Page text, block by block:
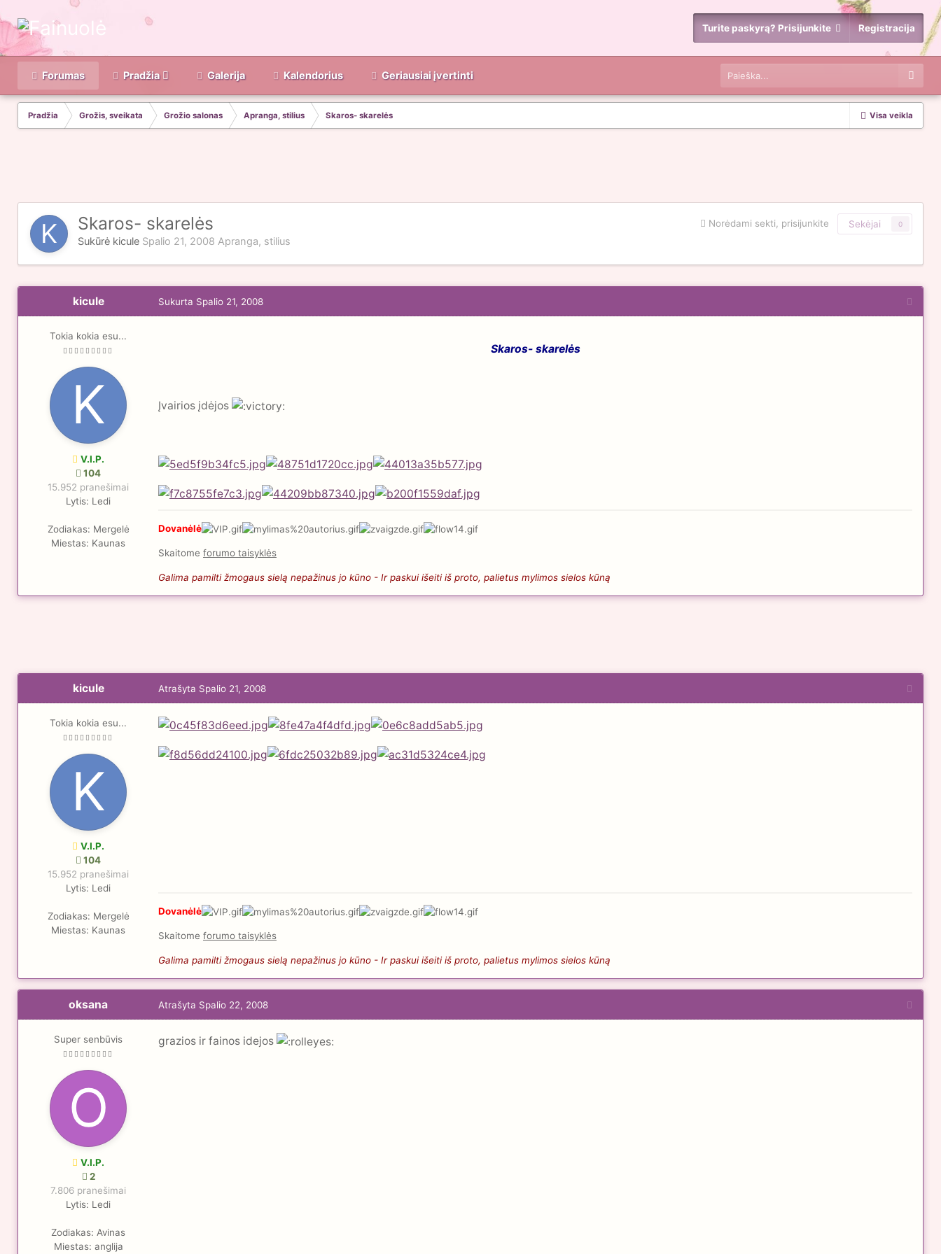
Turite paskyrą? Prisijunkite Registracija
Forumas Pradžia Galerija Kalendorius Geriausiai įvertinti
Visa veikla
Pradžia Grožis, sveikata Grožio salonas Apranga, stilius Skaros- skarelės
Norėdami sekti, prisijunkite Sekėjai 0
Skaros- skarelės
Sukūrė kicule Spalio 21, 2008 Apranga, stilius
kicule
Tokia kokia esu...
V.I.P.
104
15.952 pranešimai
Lytis: Ledi
Zodiakas: Mergelė
Miestas: Kaunas
Sukurta Spalio 21, 2008
Skaros- skarelės
Įvairios įdėjos
Dovanėlė
Skaitome forumo taisyklės
Galima pamilti žmogaus sielą nepažinus jo kūno - Ir paskui išeiti iš proto, palietus mylimos sielos kūną
kicule
Tokia kokia esu...
V.I.P.
104
15.952 pranešimai
Lytis: Ledi
Zodiakas: Mergelė
Miestas: Kaunas
Atrašyta Spalio 21, 2008
Dovanėlė
Skaitome forumo taisyklės
Galima pamilti žmogaus sielą nepažinus jo kūno - Ir paskui išeiti iš proto, palietus mylimos sielos kūną
oksana
Super senbūvis
V.I.P.
2
7.806 pranešimai
Lytis: Ledi
Zodiakas: Avinas
Miestas: anglija
Atrašyta Spalio 22, 2008
grazios ir fainos idejos